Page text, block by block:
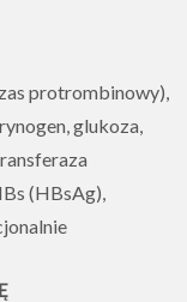
protrombinowy),
glukoza,
(HBsAg),